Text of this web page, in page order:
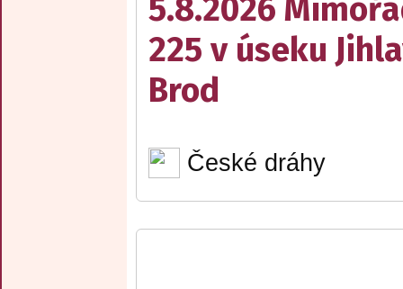
5.8.2026
225 v úseku
Brod
České dráhy